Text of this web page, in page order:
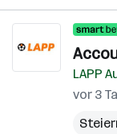
LAPP
vor 3